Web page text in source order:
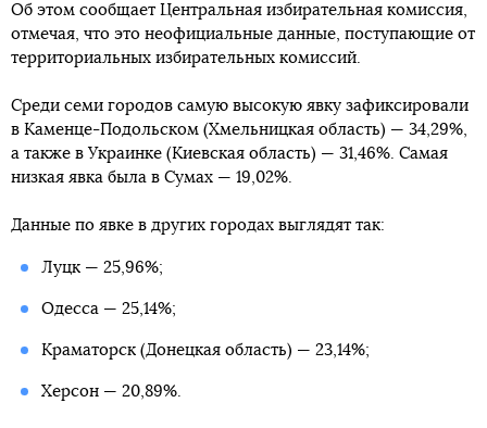
Об этом сообщает Центральная избирательная комиссия,
отмечая, что это неофициальные данные, поступающие от
территориальных избирательных комиссий.
Среди семи городов самую высокую явку зафиксировали
в Каменце-Подольском (Хмельницкая область) — 34,29%,
а также в Украинке (Киевская область) — 31,46%. Самая
низкая явка была в Сумах — 19,02%.
Данные по явке в других городах выглядят так:
Луцк — 25,96%;
Одесса — 25,14%;
Краматорск (Донецкая область) — 23,14%;
Херсон — 20,89%.